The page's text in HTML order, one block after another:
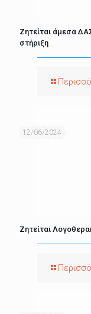
Ζητείται άμεσα
στήριξη
12/06/2024
Ζητείται